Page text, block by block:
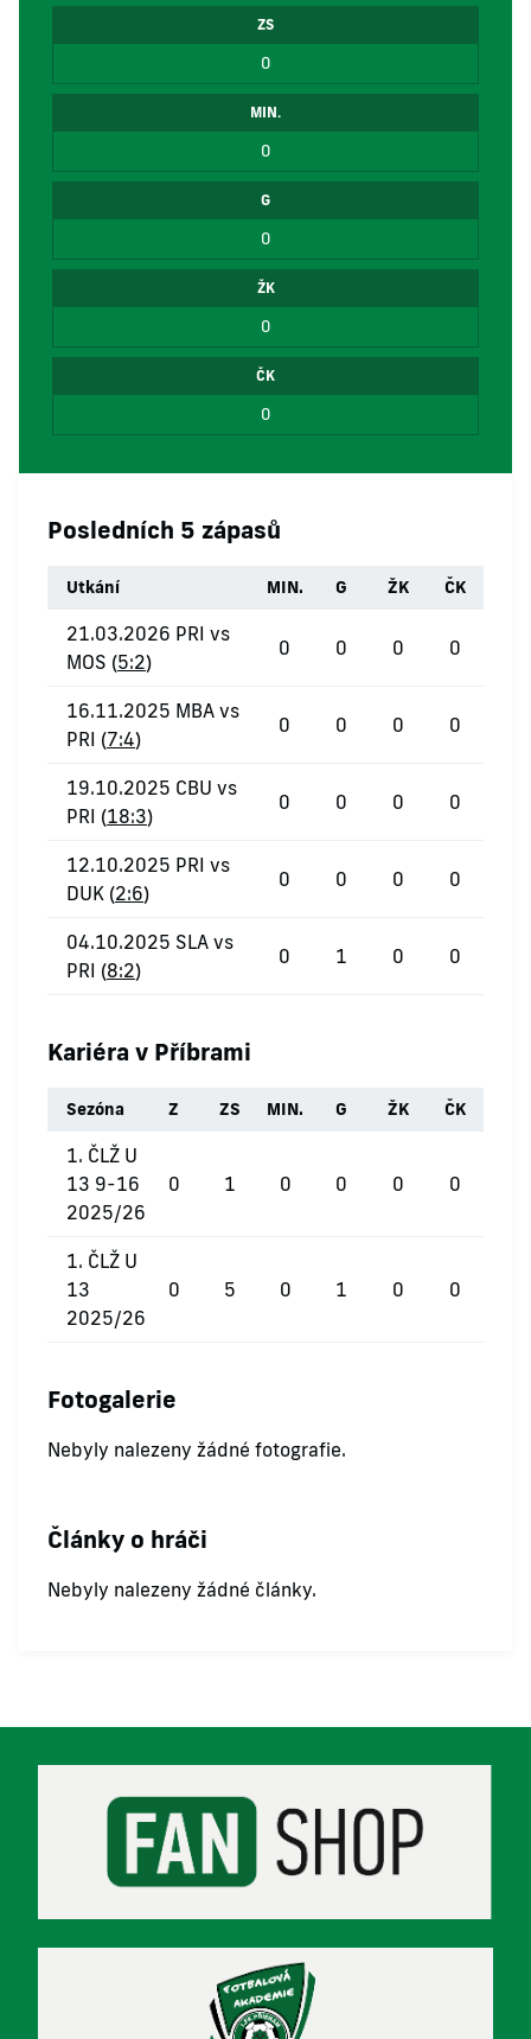
ZS
0
MIN.
0
G
0
ŽK
0
ČK
0
Posledních 5 zápasů
Utkání MIN. G ŽK ČK
21.03.2026 PRI vs
MOS (5:2)
0 0 0 0
16.11.2025 MBA vs
PRI (7:4)
0 0 0 0
19.10.2025 CBU vs
PRI (18:3)
0 0 0 0
12.10.2025 PRI vs
DUK (2:6)
0 0 0 0
04.10.2025 SLA vs
PRI (8:2)
0 1 0 0
Kariéra v Příbrami
Sezóna Z ZS MIN. G ŽK ČK
1. ČLŽ U
13 9-16
2025/26
0 1 0 0 0 0
1. ČLŽ U
13
2025/26
0 5 0 1 0 0
Fotogalerie
Nebyly nalezeny žádné fotografie.
Články o hráči
Nebyly nalezeny žádné články.